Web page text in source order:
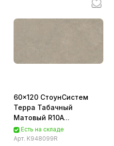
60x120 СтоунСистем
Терра Табачный
Матовый R10A
Ректификат K948099R
Есть на складе
Арт. K948099R